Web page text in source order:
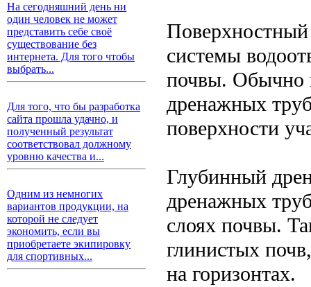
На сегодняшний день ни
один человек не может
представить себе своё
существование без
интернета. Для того чтобы
выбрать...
Для того, что бы разработка
сайта прошла удачно, и
полученный результат
соответствовал должному
уровню качества и...
Одним из немногих
вариантов продукции, на
которой не следует
экономить, если вы
приобретаете экипировку
для спортивных...
системы
почвы. Обычно
дренажных
поверхности
Глубинный
дренажных
слоях почвы.
глинистых
на горизонтах.